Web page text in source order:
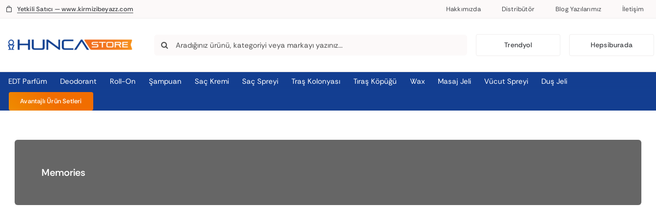
SkipYetkili Satıcı — www.kirmizibeyazz.com Hakkımızda Distribütör Blog Yazılarımız İletişim
Search
Trendyol Hepsiburada
EDT Parfüm Deodorant Roll-On Şampuan Saç Kremi Saç Spreyi Traş Kolonyası Tıraş Köpüğü Wax Masaj Jeli Vücut Spreyi Duş Jeli
Avantajlı Ürün Setleri
Memories